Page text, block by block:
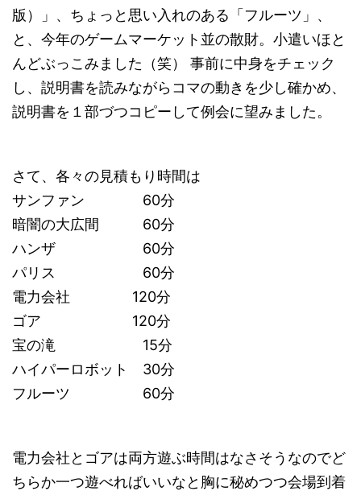
版）」、ちょっと思い入れのある「フルーツ」、
と、今年のゲームマーケット並の散財。小遣いほと
んどぶっこみました（笑） 事前に中身をチェック
し、説明書を読みながらコマの動きを少し確かめ、
説明書を１部づつコピーして例会に望みました。
さて、各々の見積もり時間は
サンファン 60分
暗闇の大広間 60分
ハンザ 60分
パリス 60分
電力会社 120分
ゴア 120分
宝の滝 15分
ハイパーロボット 30分
フルーツ 60分
電力会社とゴアは両方遊ぶ時間はなさそうなのでど
ちらか一つ遊べればいいなと胸に秘めつつ会場到着